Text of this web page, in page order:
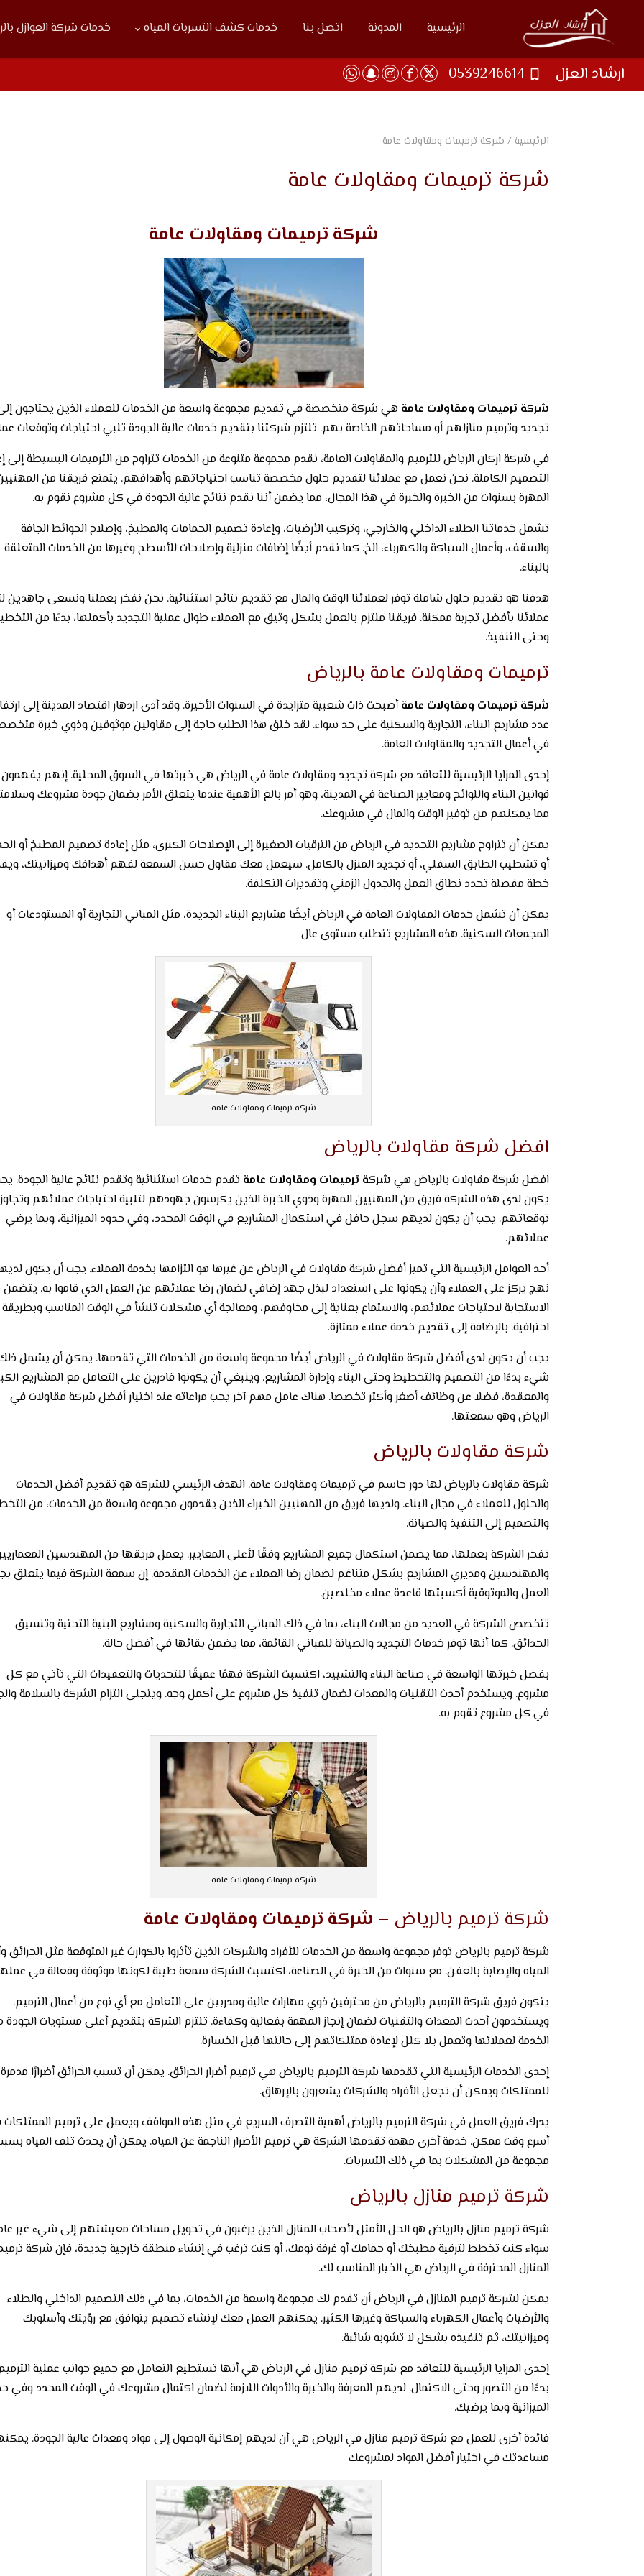
الرئيسية المدونة اتصل بنا خدمات كشف التسربات المياه خدمات شركة العوازل
ارشاد العزل 0539246614
الرئيسية / شركة ترميمات ومقاولات عامة
شركة ترميمات ومقاولات عامة
شركة ترميمات ومقاولات عامة
شركة ترميمات ومقاولات عامة هي شركة متخصصة في تقديم مجموعة واسعة من الخدمات للعملاء الذين يحتاجون
تجديد وترميم منازلهم أو مساحاتهم الخاصة بهم. تلتزم شركتنا بتقديم خدمات عالية الجودة تلبي احتياجات وتوقعات
في شركة اركان الرياض للترميم والمقاولات العامة، نقدم مجموعة متنوعة من الخدمات تتراوح من الترميمات البسيطة إلى
التصميم الكاملة. نحن نعمل مع عملائنا لتقديم حلول مخصصة تناسب احتياجاتهم وأهدافهم. يتمتع فريقنا من
المهرة بسنوات من الخبرة والخبرة في هذا المجال، مما يضمن أننا نقدم نتائج عالية الجودة في كل مشروع نقوم به.
تشمل خدماتنا الطلاء الداخلي والخارجي، وتركيب الأرضيات، وإعادة تصميم الحمامات والمطبخ، وإصلاح الحوائط الجافة
والسقف، وأعمال السباكة والكهرباء، الخ. كما نقدم أيضًا إضافات منزلية وإصلاحات للأسطح وغيرها من الخدمات المتعلقة
بالبناء.
هدفنا هو تقديم حلول شاملة توفر لعملائنا الوقت والمال مع تقديم نتائج استثنائية. نحن نفخر بعملنا ونسعى جاهدين
عملائنا بأفضل تجربة ممكنة. فريقنا ملتزم بالعمل بشكل وثيق مع العملاء طوال عملية التجديد بأكملها، بدءًا من
وحتى التنفيذ.
ترميمات ومقاولات عامة بالرياض
شركة ترميمات ومقاولات عامةأصبحت ذات شعبية متزايدة في السنوات الأخيرة. وقد أدى ازدهار اقتصاد المدينة إلى
عدد مشاريع البناء، التجارية والسكنية على حد سواء. لقد خلق هذا الطلب حاجة إلى مقاولين موثوقين وذوي خبرة
في أعمال التجديد والمقاولات العامة.
إحدى المزايا الرئيسية للتعاقد مع شركة تجديد ومقاولات عامة في الرياض هي خبرتها في السوق المحلية. إنهم يفهمون
قوانين البناء واللوائح ومعايير الصناعة في المدينة، وهو أمر بالغ الأهمية عندما يتعلق الأمر بضمان جودة مشروعك
مما يمكنهم من توفير الوقت والمال في مشروعك.
يمكن أن تتراوح مشاريع التجديد في الرياض من الترقيات الصغيرة إلى الإصلاحات الكبرى، مثل إعادة تصميم المطبخ أو
أو تشطيب الطابق السفلي، أو تجديد المنزل بالكامل. سيعمل معك مقاول حسن السمعة لفهم أهدافك وميزانيتك،
خطة مفصلة تحدد نطاق العمل والجدول الزمني وتقديرات التكلفة.
يمكن أن تشمل خدمات المقاولات العامة في الرياض أيضًا مشاريع البناء الجديدة، مثل المباني التجارية أو المستودعات أو
المجمعات السكنية. هذه المشاريع تتطلب مستوى عال
شركة ترميمات ومقاولات عامة
افضل شركة مقاولات بالرياض
افضل شركة مقاولات بالرياض هي شركة ترميمات ومقاولات عامة تقدم خدمات استثنائية وتقدم نتائج عالية الجودة.
يكون لدى هذه الشركة فريق من المهنيين المهرة وذوي الخبرة الذين يكرسون جهودهم لتلبية احتياجات عملائهم وتجاوز
توقعاتهم. يجب أن يكون لديهم سجل حافل في استكمال المشاريع في الوقت المحدد، وفي حدود الميزانية، وبما يرضي
عملائهم.
أحد العوامل الرئيسية التي تميز أفضل شركة مقاولات في الرياض عن غيرها هو التزامها بخدمة العملاء. يجب أن يكون
نهج يركز على العملاء وأن يكونوا على استعداد لبذل جهد إضافي لضمان رضا عملائهم عن العمل الذي قاموا به.
الاستجابة لاحتياجات عملائهم، والاستماع بعناية إلى مخاوفهم، ومعالجة أي مشكلات تنشأ في الوقت المناسب وبطريقة
احترافية. بالإضافة إلى تقديم خدمة عملاء ممتازة،
يجب أن يكون لدى أفضل شركة مقاولات في الرياض أيضًا مجموعة واسعة من الخدمات التي تقدمها. يمكن أن يشمل
شيء بدءًا من التصميم والتخطيط وحتى البناء وإدارة المشاريع. وينبغي أن يكونوا قادرين على التعامل مع المشاريع
والمعقدة، فضلا عن وظائف أصغر وأكثر تخصصا. هناك عامل مهم آخر يجب مراعاته عند اختيار أفضل شركة مقاولات في
الرياض وهو سمعتها.
شركة مقاولات بالرياض
شركة مقاولات بالرياض لها دور حاسم في ترميمات ومقاولات عامة. الهدف الرئيسي للشركة هو تقديم أفضل الخدمات
والحلول للعملاء في مجال البناء. ولديها فريق من المهنيين الخبراء الذين يقدمون مجموعة واسعة من الخدمات، من
والتصميم إلى التنفيذ والصيانة.
تفخر الشركة بعملها، مما يضمن استكمال جميع المشاريع وفقًا لأعلى المعايير. يعمل فريقها من المهندسين
والمهندسين ومديري المشاريع بشكل متناغم لضمان رضا العملاء عن الخدمات المقدمة. إن سمعة الشركة فيما يتعلق
العمل والموثوقية أكسبتها قاعدة عملاء مخلصين.
تتخصص الشركة في العديد من مجالات البناء، بما في ذلك المباني التجارية والسكنية ومشاريع البنية التحتية وتنسيق
الحدائق. كما أنها توفر خدمات التجديد والصيانة للمباني القائمة، مما يضمن بقائها في أفضل حالة.
بفضل خبرتها الواسعة في صناعة البناء والتشييد، اكتسبت الشركة فهمًا عميقًا للتحديات والتعقيدات التي تأتي مع كل
مشروع. ويستخدم أحدث التقنيات والمعدات لضمان تنفيذ كل مشروع على أكمل وجه. ويتجلى التزام الشركة بالسلامة
في كل مشروع تقوم به.
شركة ترميمات ومقاولات عامة
شركة ترميم بالرياض – شركة ترميمات ومقاولات عامة
شركة ترميم بالرياض توفر مجموعة واسعة من الخدمات للأفراد والشركات الذين تأثروا بالكوارث غير المتوقعة مثل الحرائق
المياه والإصابة بالعفن. مع سنوات من الخبرة في الصناعة، اكتسبت الشركة سمعة طيبة لكونها موثوقة وفعالة في
يتكون فريق شركة الترميم بالرياض من محترفين ذوي مهارات عالية ومدربين على التعامل مع أي نوع من أعمال الترميم.
ويستخدمون أحدث المعدات والتقنيات لضمان إنجاز المهمة بفعالية وكفاءة. تلتزم الشركة بتقديم أعلى مستويات
الخدمة لعملائها وتعمل بلا كلل لإعادة ممتلكاتهم إلى حالتها قبل الخسارة.
إحدى الخدمات الرئيسية التي تقدمها شركة الترميم بالرياض هي ترميم أضرار الحرائق. يمكن أن تسبب الحرائق أضرارًا مدمرة
للممتلكات ويمكن أن تجعل الأفراد والشركات يشعرون بالإرهاق.
يدرك فريق العمل في شركة الترميم بالرياض أهمية التصرف السريع في مثل هذه المواقف ويعمل على ترميم
أسرع وقت ممكن. خدمة أخرى مهمة تقدمها الشركة هي ترميم الأضرار الناجمة عن المياه. يمكن أن يحدث تلف المياه
مجموعة من المشكلات بما في ذلك التسربات.
شركة ترميم منازل بالرياض
شركة ترميم منازل بالرياض هو الحل الأمثل لأصحاب المنازل الذين يرغبون في تحويل مساحات معيشتهم إلى شيء غير
سواء كنت تخطط لترقية مطبخك أو حمامك أو غرفة نومك، أو كنت ترغب في إنشاء منطقة خارجية جديدة، فإن شركة
المنازل المحترفة في الرياض هي الخيار المناسب لك.
يمكن لشركة ترميم المنازل في الرياض أن تقدم لك مجموعة واسعة من الخدمات، بما في ذلك التصميم الداخلي والطلاء
والأرضيات وأعمال الكهرباء والسباكة وغيرها الكثير. يمكنهم العمل معك لإنشاء تصميم يتوافق مع رؤيتك وأسلوبك
وميزانيتك، ثم تنفيذه بشكل لا تشوبه شائبة.
إحدى المزايا الرئيسية للتعاقد مع شركة ترميم منازل في الرياض هي أنها تستطيع التعامل مع جميع جوانب عملية
بدءًا من التصور وحتى الاكتمال. لديهم المعرفة والخبرة والأدوات اللازمة لضمان اكتمال مشروعك في الوقت المحدد وفي
الميزانية وبما يرضيك.
فائدة أخرى للعمل مع شركة ترميم منازل في الرياض هي أن لديهم إمكانية الوصول إلى مواد ومعدات عالية الجودة.
مساعدتك في اختيار أفضل المواد لمشروعك